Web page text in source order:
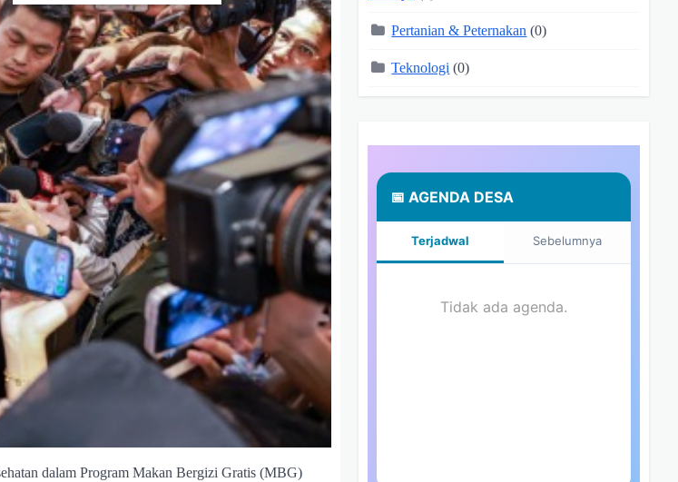
dalam Program Makan Bergizi Gratis (MBG)
Pertanian & Peternakan (0)
Teknologi (0)